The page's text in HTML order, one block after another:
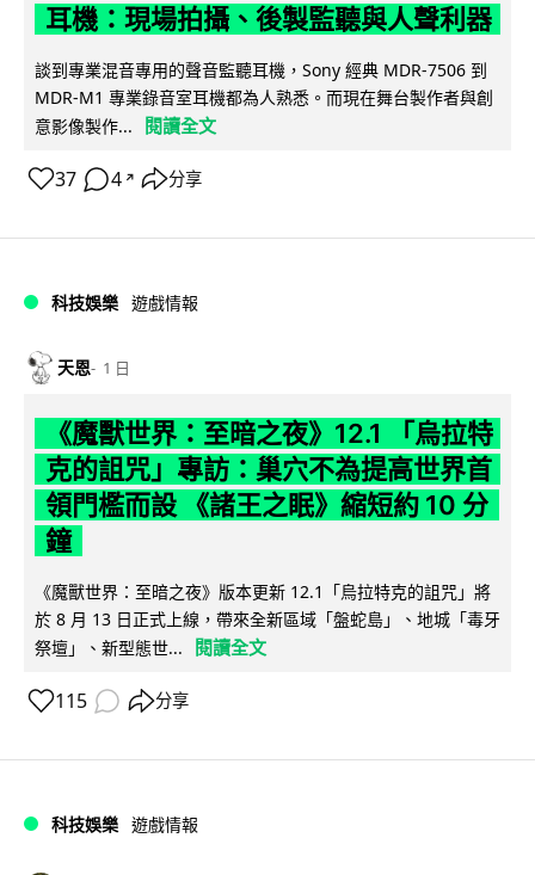
耳機：現場拍攝、後製監聽與人聲利器
談到專業混音專用的聲音監聽耳機，Sony 經典 MDR-7506 到
MDR-M1 專業錄音室耳機都為人熟悉。而現在舞台製作者與創
意影像製作...
閱讀全文
37 4 ↗ 分享
科技娛樂 遊戲情報
天恩 1 日
《魔獸世界：至暗之夜》12.1 「烏拉特
克的詛咒」專訪：巢穴不為提高世界首
領門檻而設 《諸王之眠》縮短約 10 分
鐘
《魔獸世界：至暗之夜》版本更新 12.1「烏拉特克的詛咒」將
於 8 月 13 日正式上線，帶來全新區域「盤蛇島」、地城「毒牙
祭壇」、新型態世...
閱讀全文
115 分享
科技娛樂 遊戲情報